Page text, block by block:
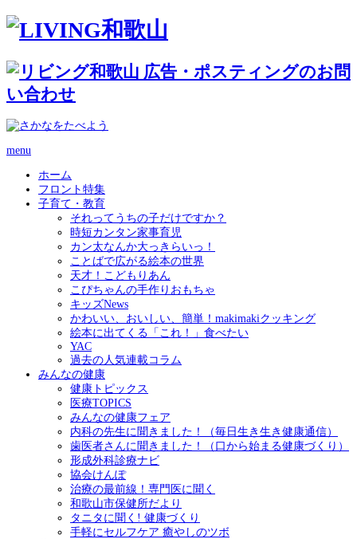
menu
ホーム
フロント特集
子育て・教育
それってうちの子だけですか？
時短カンタン家事育児
カン太なんか大っきらいっ！
ことばで広がる絵本の世界
天才！こどもりあん
こぴちゃんの手作りおもちゃ
キッズNews
かわいい、おいしい、簡単！makimakiクッキング
絵本に出てくる「これ！」食べたい
YAC
過去の人気連載コラム
みんなの健康
健康トピックス
医療TOPICS
みんなの健康フェア
内科の先生に聞きました！（毎日生き生き健康通信）
歯医者さんに聞きました！（口から始まる健康づくり）
形成外科診療ナビ
協会けんぽ
治療の最前線！専門医に聞く
和歌山市保健所だより
タニタに聞く! 健康づくり
手軽にセルフケア 癒やしのツボ